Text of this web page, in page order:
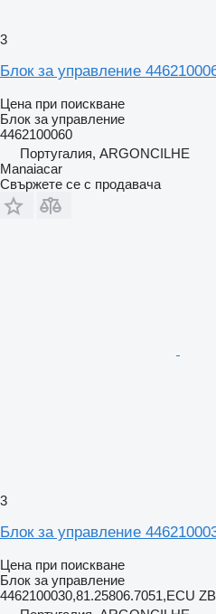
3
Блок за управление
Цена при поискване
Блок за управление
4462100060
Португалия, ARGONCILHE
Manaiacar
Свържете се с продавача
3
Блок за управление
Цена при поискване
Блок за управление
4462100030,81.25806.7051,ECU